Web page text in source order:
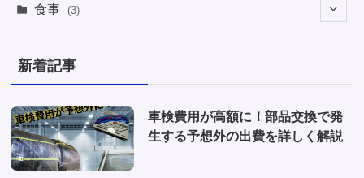
(1)
(6)
(1)
(1)
食事 (3)
新着記事
車検費用が高額に！部品交換で発
生する予想外の出費を詳しく解説